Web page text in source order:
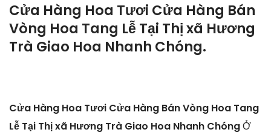
Cửa Hàng Hoa Tươi Cửa Hàng Bán
Vòng Hoa Tang Lễ Tại Thị xã Hương
Trà Giao Hoa Nhanh Chóng.
Cửa Hàng Hoa Tươi Cửa Hàng Bán Vòng Hoa Tang
Lễ Tại Thị xã Hương Trà Giao Hoa Nhanh ChóngỞ